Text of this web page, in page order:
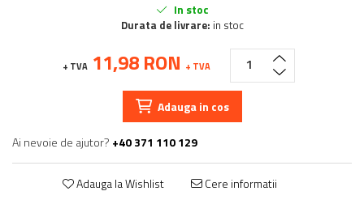
In stoc
Durata de livrare: in stoc
+ TVA 11,98 RON + TVA
Adauga in cos
Ai nevoie de ajutor? +40 371 110 129
Adauga la Wishlist Cere informatii